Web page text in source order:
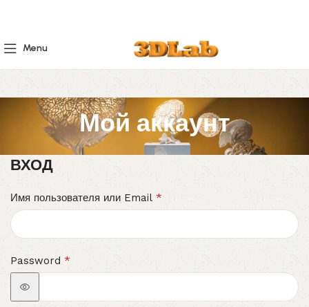
Menu
Мой аккаунт
ВХОД
Имя пользователя или Email*
Password *